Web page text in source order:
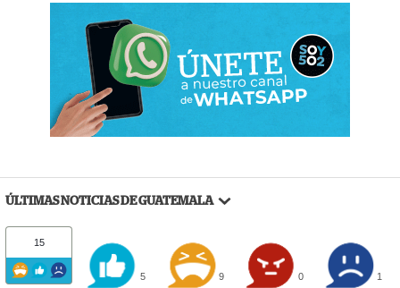
ÚLTIMAS NOTICIAS DE GUATEMALA
15
5 9 0 1